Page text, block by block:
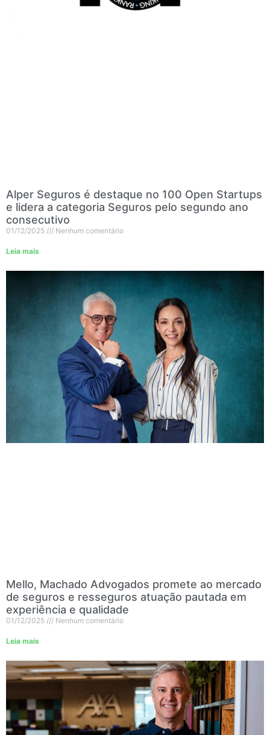
Alper Seguros é destaque no 100 Open Startups
e lidera a categoria Seguros pelo segundo ano
consecutivo
01/12/2025 Nenhum comentário
Leia mais
Mello, Machado Advogados promete ao mercado
de seguros e resseguros atuação pautada em
experiência e qualidade
01/12/2025 Nenhum comentário
Leia mais